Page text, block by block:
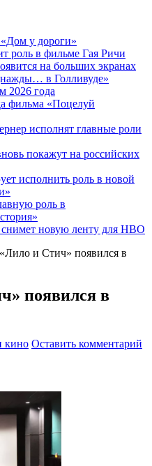
у дороги»
роль в фильме Гая Ричи
на больших экранах
в Голливуде»
2026 года
фильма «Поцелуй
исполнят главные роли
покажут на российских
исполнить роль в новой
роль в
новую ленту для HBO
и Стич» появился в
появился в
кино Оставить комментарий